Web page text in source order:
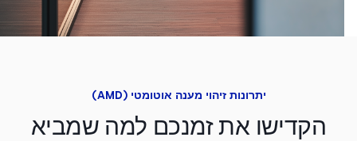
יתרונות זיהוי מענה אוטומטי (AMD)
הקדישו את זמנכם למה שמביא